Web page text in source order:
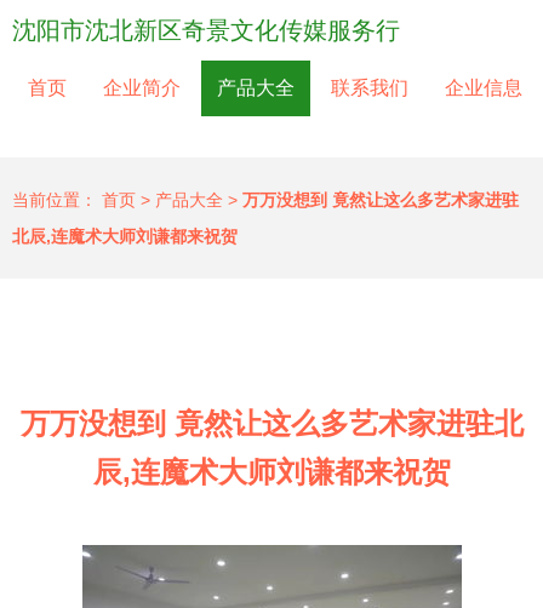
沈阳市沈北新区奇景文化传媒服务行
首页 企业简介 产品大全 联系我们 企业信息
当前位置： 首页 > 产品大全 > 万万没想到 竟然让这么多艺术家进驻
北辰,连魔术大师刘谦都来祝贺
万万没想到 竟然让这么多艺术家进驻北
辰,连魔术大师刘谦都来祝贺